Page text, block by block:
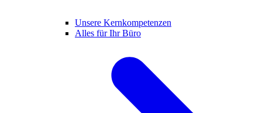
Unsere Kernkompetenzen
Alles für Ihr Büro